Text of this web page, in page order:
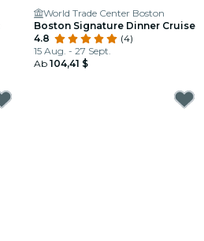
World Trade Center Boston
Boston Signature Dinner Cruise
4.8
(4)
15 Aug. - 27 Sept.
Ab 104,41 $